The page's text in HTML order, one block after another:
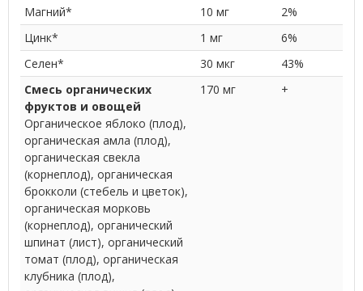
Магний* 10 мг
2%
Цинк*
1 мг
6%
Селен*
30 мкг
43%
Смесь органических
фруктов и овощей
Органическое яблоко (плод),
органическая амла (плод),
органическая свекла
(корнеплод), органическая
брокколи (стебель и цветок),
органическая морковь
(корнеплод), органический
шпинат (лист), органический
томат (плод), органическая
клубника (плод),
170 мг +